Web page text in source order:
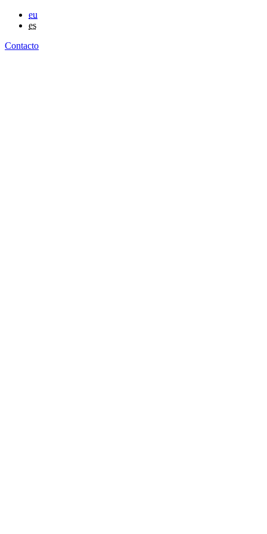
eu
es
Contacto